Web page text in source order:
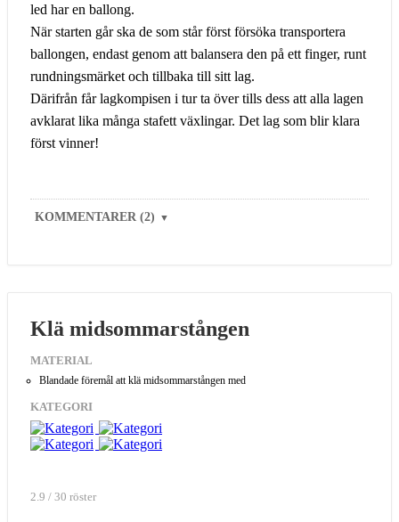
led har en ballong.
När starten går ska de som står först försöka transportera
ballongen, endast genom att balansera den på ett finger, runt
rundningsmärket och tillbaka till sitt lag.
Därifrån får lagkompisen i tur ta över tills dess att alla lagen
avklarat lika många stafett växlingar. Det lag som blir klara
först vinner!
KOMMENTARER (2) ▼
Klä midsommarstången
MATERIAL
Blandade föremål att klä midsommarstången med
KATEGORI
2.9 / 30 röster